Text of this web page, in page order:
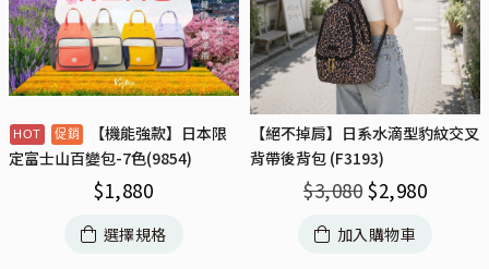
【機能強款】日本限
定富士山百變包-7色(9854)
$1,880
選擇規格
【絕不掉肩】日系水滴型豹紋交叉
背帶後背包 (F3193)
$3,080 $2,980
加入購物車